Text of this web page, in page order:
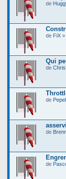
de
de FiX »
Qui
de
de
de
de